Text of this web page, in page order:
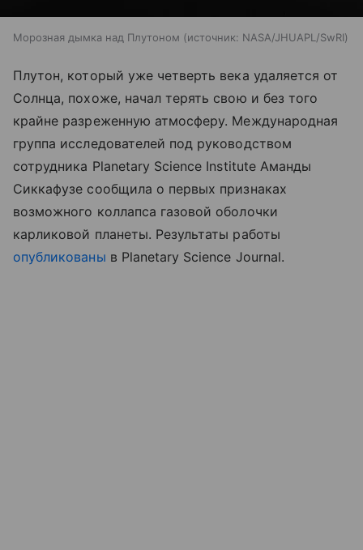
Морозная дымка над Плутоном источник: NASA/JHUAPL/SwRI
Плутон, который уже четверть века удаляется от
Солнца, похоже, начал терять свою и без того
крайне разреженную атмосферу. Международная
группа исследователей под руководством
сотрудника Planetary Science Institute Аманды
Сиккафузе сообщила о первых признаках
возможного коллапса газовой оболочки
карликовой планеты. Результаты работы
опубликованы в Planetary Science Journal.